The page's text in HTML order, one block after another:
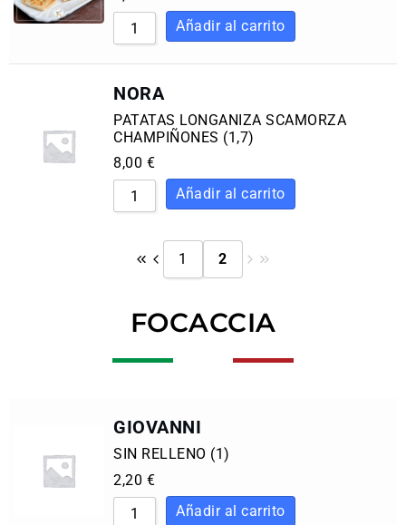
NORA
PATATAS LONGANIZA SCAMORZA
CHAMPIÑONES (1,7)
8,00 €
1 2
FOCACCIA
GIOVANNI
SIN RELLENO (1)
2,20 €